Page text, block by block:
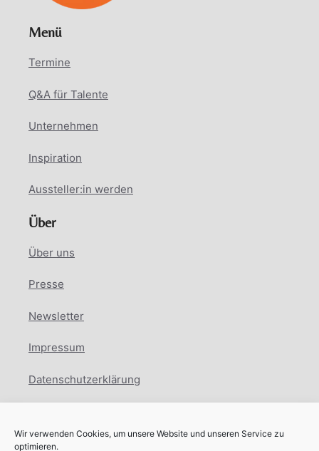
Wir verwenden Cookies, um unsere Website und unseren Service zu
optimieren.
Menü
Termine
Q&A für Talente
Unternehmen
Inspiration
Aussteller:in werden
Über
Über uns
Presse
Newsletter
Impressum
Datenschutzerklärung
Facebook
Instagram
LinkedIn